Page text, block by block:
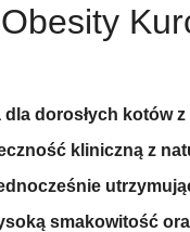
dorosłych kotów
kliniczną z
smakowitość